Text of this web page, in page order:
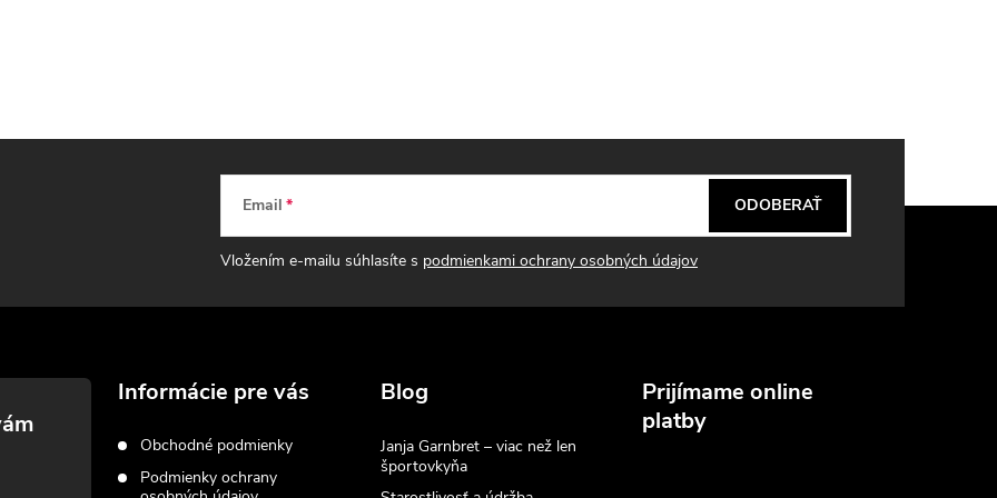
a
n
i
Email
Vložením e-mailu súhlasíte s podmienkami ochrany osobných údajov
ODOBERAŤ
Informácie pre vás
Obchodné podmienky
Podmienky ochrany
Blog
Janja Garnbret – viac než len
športovkyňa
Prijímame online
platby